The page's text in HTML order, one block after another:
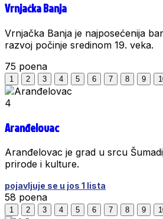
Vrnjačka Banja
Vrnjačka Banja je najposećenija
razvoj počinje sredinom 19. veka.
75 poena
1 2 3 4 5 6 7 8 9
4
Aranđelovac
Aranđelovac je grad u srcu
prirode i kulture.
pojavljuje se u jos 1 lista
58 poena
1 2 3 4 5 6 7 8 9